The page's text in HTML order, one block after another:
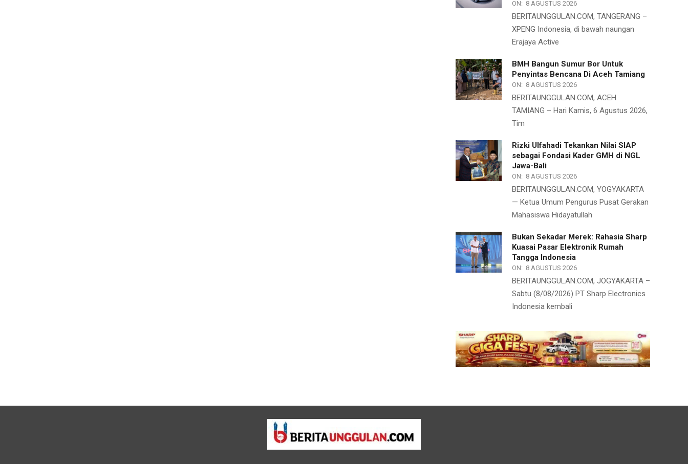
ON: 8 AGUSTUS 2026
BERITAUNGGULAN.COM, TANGERANG –
XPENG Indonesia, di bawah naungan
Erajaya Active
BMH Bangun Sumur Bor Untuk
Penyintas Bencana Di Aceh Tamiang
ON: 8 AGUSTUS 2026
BERITAUNGGULAN.COM, ACEH
TAMIANG – Hari Kamis, 6 Agustus 2026,
Tim
Rizki Ulfahadi Tekankan Nilai SIAP
sebagai Fondasi Kader GMH di NGL
Jawa-Bali
ON: 8 AGUSTUS 2026
BERITAUNGGULAN.COM, YOGYAKARTA
— Ketua Umum Pengurus Pusat Gerakan
Mahasiswa Hidayatullah
Bukan Sekadar Merek: Rahasia Sharp
Kuasai Pasar Elektronik Rumah
Tangga Indonesia
ON: 8 AGUSTUS 2026
BERITAUNGGULAN.COM, JOGYAKARTA –
Sabtu (8/08/2026) PT Sharp Electronics
Indonesia kembali